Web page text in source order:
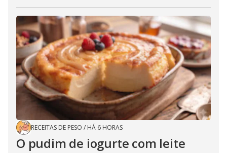
RECEITAS DE PESO / HÁ 6 HORAS
O pudim de iogurte com leite